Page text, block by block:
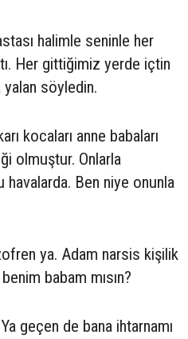
halimle seninle her
Her gittiğimiz yerde içtin
yalan söyledin.
kocaları anne babaları
olmuştur. Onlarla
Ben niye onunla
ya. Adam narsis kişilik
babam mısın?
geçen de bana ihtarnamı